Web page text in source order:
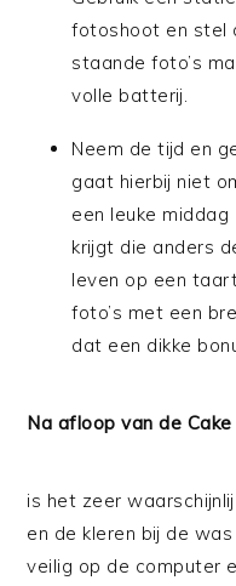
fotoshoot en stel
staande foto’s
volle batterij.
Neem de tijd en
gaat hierbij niet
een leuke
krijgt die anders
leven op een
foto’s met een
dat een dikke
Na afloop van de
is het zeer
en de kleren bij de
veilig op de computer